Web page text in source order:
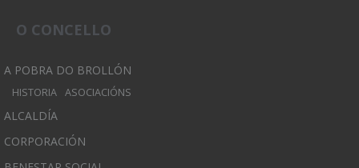
O CONCELLO
A POBRA DO BROLLÓN
HISTORIA ASOCIACIÓNS
ALCALDÍA
CORPORACIÓN